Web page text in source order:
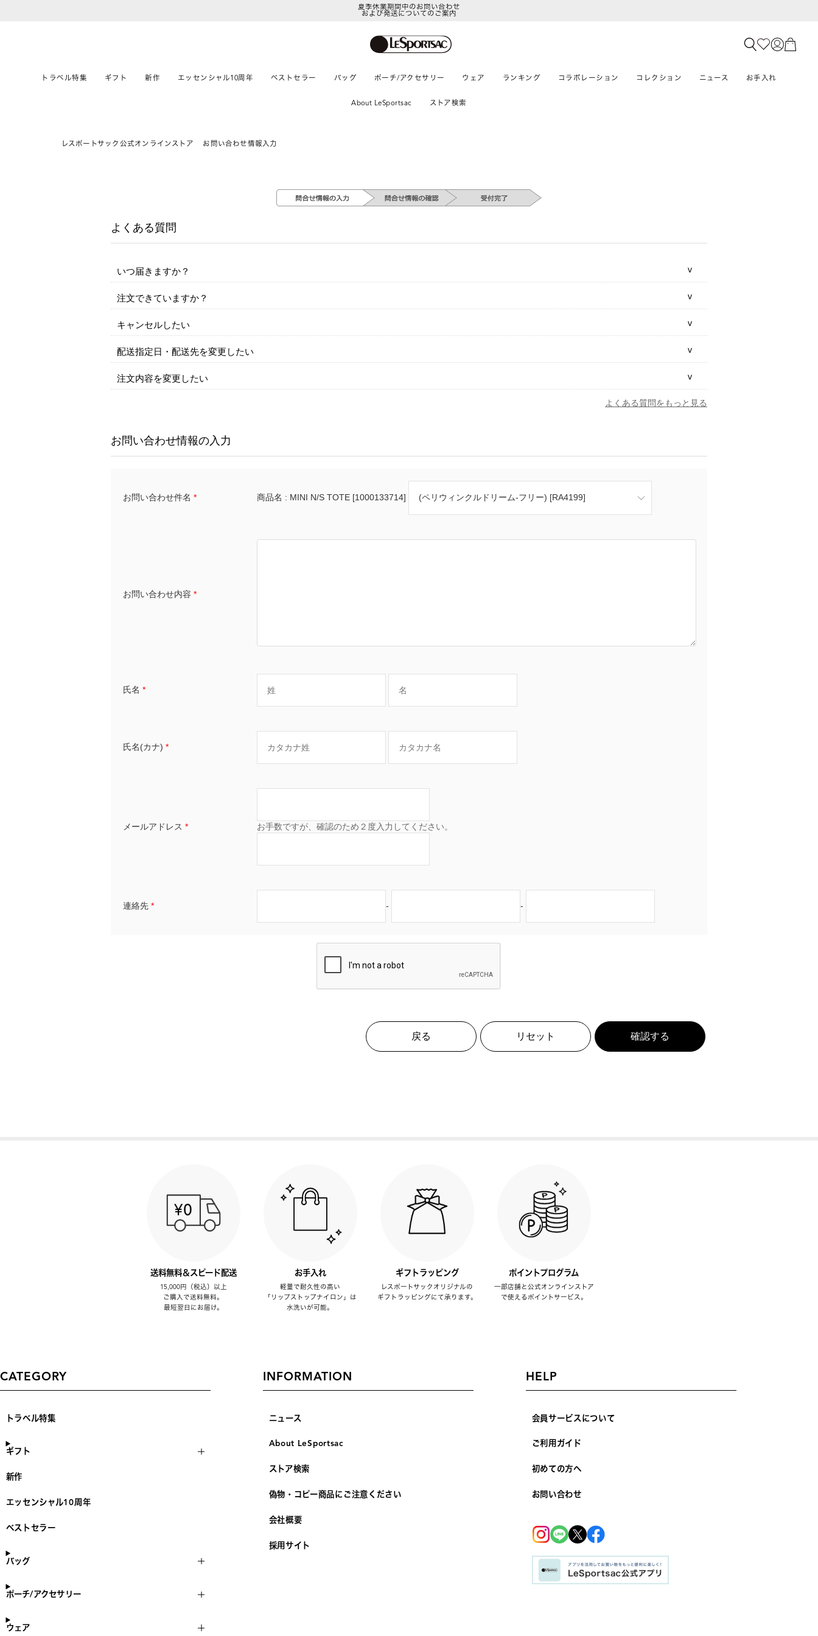
夏季休業期間中のお問い合わせ
および発送についてのご案内
トラベル特集 ギフト 新作 エッセンシャル10周年 ベストセラー バッグ ポーチ/アクセサリー ウェア ランキング コラボレーション コレクション ニュース お手入れ
About LeSportsac ストア検索
レスポートサック公式オンラインストア お問い合わせ情報入力
よくある質問
いつ届きますか？
注文できていますか？
キャンセルしたい
配送指定日・配送先を変更したい
注文内容を変更したい
よくある質問をもっと見る
お問い合わせ情報の入力
お問い合わせ件名 * 商品名 : MINI N/S TOTE [1000133714]
お問い合わせ内容 *
氏名 *
氏名(カナ) *
メールアドレス * お手数ですが、確認のため２度入力してください。
連絡先 * - -
戻る リセット 確認する
送料無料＆スピード配送
15,000円（税込）以上
ご購入で送料無料。
最短翌日にお届け。
お手入れ
軽量で耐久性の高い
「リップストップナイロン」は
水洗いが可能。
ギフトラッピング
レスポートサックオリジナルの
ギフトラッピングにて承ります。
ポイントプログラム
一部店舗と公式オンラインストア
で使えるポイントサービス。
CATEGORY
トラベル特集
ギフト
新作
エッセンシャル10周年
ベストセラー
バッグ
ポーチ/アクセサリー
ウェア
INFORMATION
ニュース
About LeSportsac
ストア検索
偽物・コピー商品にご注意ください
会社概要
採用サイト
HELP
会員サービスについて
ご利用ガイド
初めての方へ
お問い合わせ